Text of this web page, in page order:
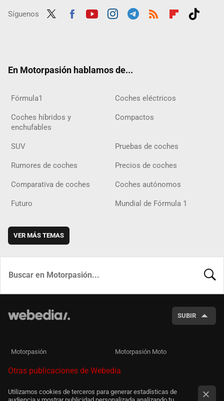
Síguenos
En Motorpasión hablamos de...
Fórmula1 Coches eléctricos
Coches híbridos y
enchufables
Compactos
SUV Pruebas de coches
Rumores de coches Precios de coches
Comparativa de coches Coches autónomos
Futuro Mundial de Fórmula 1
VER MÁS TEMAS
SUBIR
Motorpasión Motorpasión Moto
Otras publicaciones de Webedia
Utilizamos cookies de terceros para generar estadísticas de